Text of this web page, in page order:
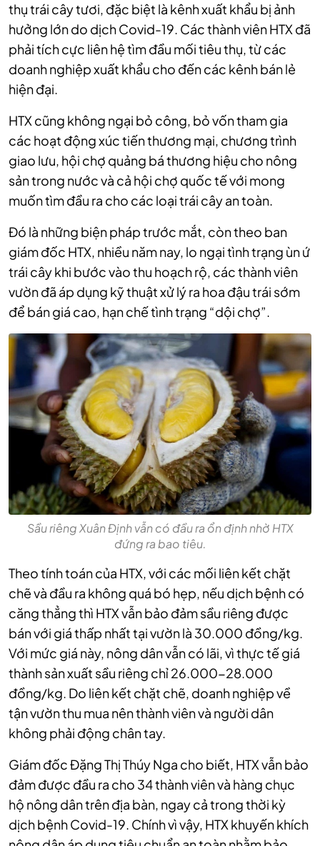
thụ trái cây tươi, đặc biệt là kênh xuất khẩu bị ảnh
hưởng lớn do dịch Covid-19. Các thành viên HTX đã
phải tích cực liên hệ tìm đầu mối tiêu thụ, từ các
doanh nghiệp xuất khẩu cho đến các kênh bán lẻ
hiện đại.
HTX cũng không ngại bỏ công, bỏ vốn tham gia
các hoạt động xúc tiến thương mại, chương trình
giao lưu, hội chợ quảng bá thương hiệu cho nông
sản trong nước và cả hội chợ quốc tế với mong
muốn tìm đầu ra cho các loại trái cây an toàn.
Đó là những biện pháp trước mắt, còn theo ban
giám đốc HTX, nhiều năm nay, lo ngại tình trạng ùn ứ
trái cây khi bước vào thu hoạch rộ, các thành viên
vườn đã áp dụng kỹ thuật xử lý ra hoa đậu trái sớm
để bán giá cao, hạn chế tình trạng “dội chợ”.
Sầu riêng Xuân Định vẫn có đầu ra ổn định nhờ HTX
đứng ra bao tiêu.
Theo tính toán của HTX, với các mối liên kết chặt
chẽ và đầu ra không quá bó hẹp, nếu dịch bệnh có
căng thẳng thì HTX vẫn bảo đảm sầu riêng được
bán với giá thấp nhất tại vườn là 30.000 đồng/kg.
Với mức giá này, nông dân vẫn có lãi, vì thực tế giá
thành sản xuất sầu riêng chỉ 26.000-28.000
đồng/kg. Do liên kết chặt chẽ, doanh nghiệp về
tận vườn thu mua nên thành viên và người dân
không phải động chân tay.
Giám đốc Đặng Thị Thúy Nga cho biết, HTX vẫn bảo
đảm được đầu ra cho 34 thành viên và hàng chục
hộ nông dân trên địa bàn, ngay cả trong thời kỳ
dịch bệnh Covid-19. Chính vì vậy, HTX khuyến khích